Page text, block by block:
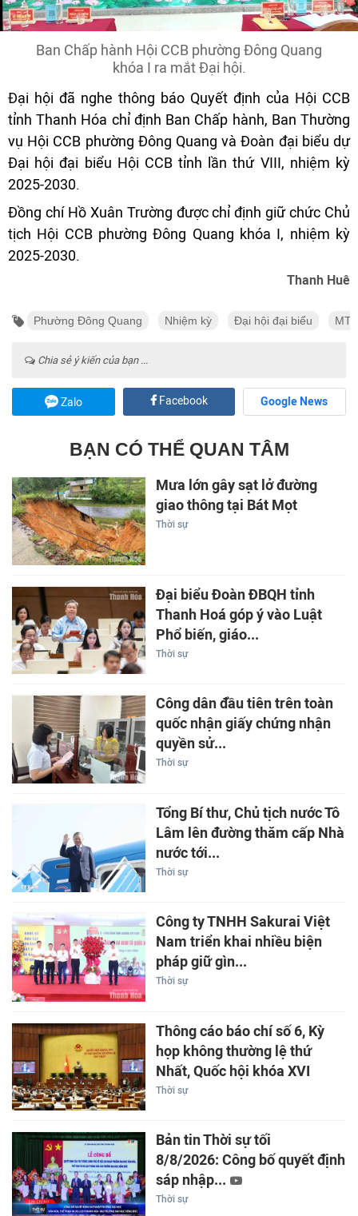
Ban Chấp hành Hội CCB phường Đông Quang
khóa I ra mắt Đại hội.
Đại hội đã nghe thông báo Quyết định của Hội CCB
tỉnh Thanh Hóa chỉ định Ban Chấp hành, Ban Thường
vụ Hội CCB phường Đông Quang và Đoàn đại biểu dự
Đại hội đại biểu Hội CCB tỉnh lần thứ VIII, nhiệm kỳ
2025-2030.
Đồng chí Hồ Xuân Trường được chỉ định giữ chức Chủ
tịch Hội CCB phường Đông Quang khóa I, nhiệm kỳ
2025-2030.
Thanh Huê
Phường Đông Quang Nhiệm kỳ Đại hội đại biểu
Chia sẻ ý kiến của bạn ...
Zalo Facebook Google News
BẠN CÓ THỂ QUAN TÂM
Mưa lớn gây sạt lở đường
giao thông tại Bát Mọt
Thời sự
Đại biểu Đoàn ĐBQH tỉnh
Thanh Hoá góp ý vào Luật
Phổ biến, giáo...
Thời sự
Công dân đầu tiên trên toàn
quốc nhận giấy chứng nhận
quyền sử...
Thời sự
Tổng Bí thư, Chủ tịch nước Tô
Lâm lên đường thăm cấp Nhà
nước tới...
Thời sự
Công ty TNHH Sakurai Việt
Nam triển khai nhiều biện
pháp giữ gìn...
Thời sự
Thông cáo báo chí số 6, Kỳ
họp không thường lệ thứ
Nhất, Quốc hội khóa XVI
Thời sự
Bản tin Thời sự tối
8/8/2026: Công bố quyết định
sáp nhập...
Thời sự